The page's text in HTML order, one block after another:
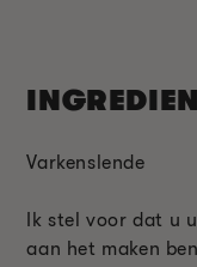
Varkenslende
Ik stel voor dat u
aan het maken